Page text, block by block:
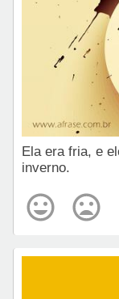
Ela era fria, e
inverno.